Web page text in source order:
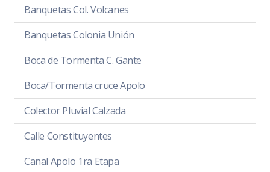
Banquetas Col. Volcanes
Banquetas Colonia Unión
Boca de Tormenta C. Gante
Boca/Tormenta cruce Apolo
Colector Pluvial Calzada
Calle Constituyentes
Canal Apolo 1ra Etapa